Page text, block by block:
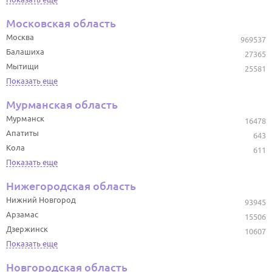
Московская область
969537
Москва
27365
Балашиха
25581
Мытищи
Показать еще
Мурманская область
16478
Мурманск
643
Апатиты
611
Кола
Показать еще
Нижегородская область
93945
Нижний Новгород
15506
Арзамас
10607
Дзержинск
Показать еще
Новгородская область